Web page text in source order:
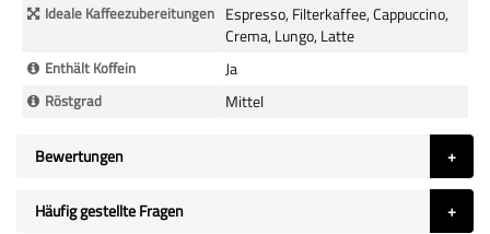
Ideale Kaffeezubereitungen Espresso, Filterkaffee, Cappuccino,
Crema, Lungo, Latte
Enthält Koffein Ja
Röstgrad Mittel
Bewertungen
Häufig gestellte Fragen